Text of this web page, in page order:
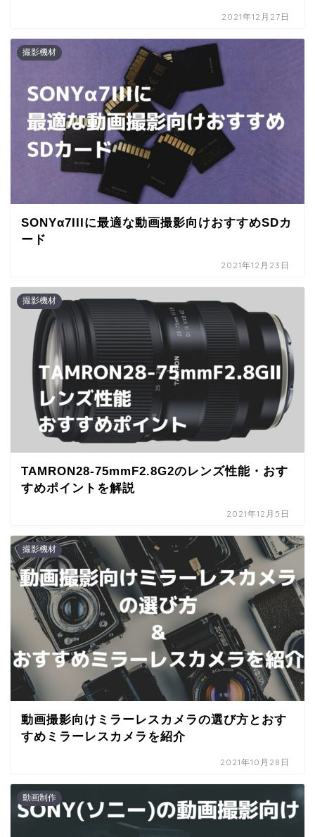
2021年12月27日
撮影機材
SONYα7IIIに最適な動画撮影向けおすすめSDカ
ード
2021年12月23日
撮影機材
TAMRON28-75mmF2.8G2のレンズ性能・おす
すめポイントを解説
2021年12月5日
撮影機材
動画撮影向けミラーレスカメラの選び方とおす
すめミラーレスカメラを紹介
2021年10月28日
動画制作